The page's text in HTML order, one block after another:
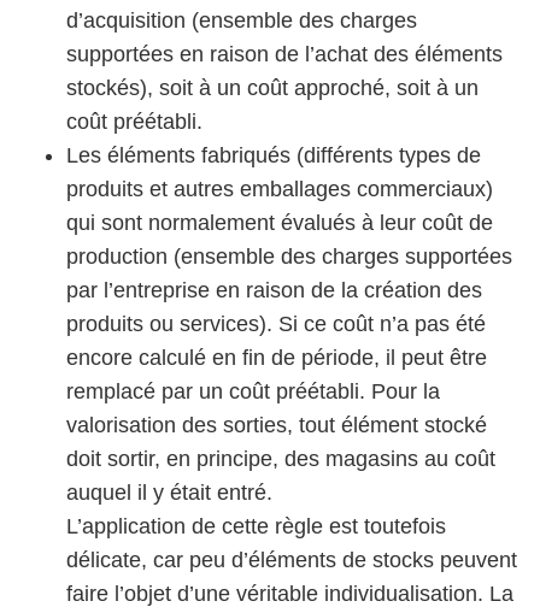
d’acquisition (ensemble des charges
supportées en raison de l’achat des éléments
stockés), soit à un coût approché, soit à un
coût préétabli.
Les éléments fabriqués (différents types de
produits et autres emballages commerciaux)
qui sont normalement évalués à leur coût de
production (ensemble des charges supportées
par l’entreprise en raison de la création des
produits ou services). Si ce coût n’a pas été
encore calculé en fin de période, il peut être
remplacé par un coût préétabli. Pour la
valorisation des sorties, tout élément stocké
doit sortir, en principe, des magasins au coût
auquel il y était entré.
L’application de cette règle est toutefois
délicate, car peu d’éléments de stocks peuvent
faire l’objet d’une véritable individualisation. La